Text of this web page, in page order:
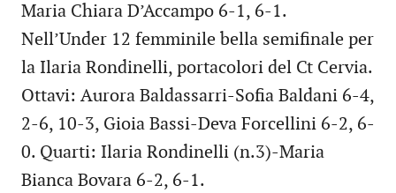
Maria Chiara D’Accampo 6-1, 6-1.
Nell’Under 12 femminile bella semifinale per
la Ilaria Rondinelli, portacolori del Ct Cervia.
Ottavi: Aurora Baldassarri-Sofia Baldani 6-4,
2-6, 10-3, Gioia Bassi-Deva Forcellini 6-2, 6-
0. Quarti: Ilaria Rondinelli (n.3)-Maria
Bianca Bovara 6-2, 6-1.